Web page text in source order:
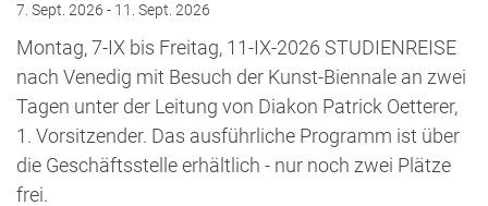
7. Sept. 2026 - 11. Sept. 2026
Montag, 7-IX bis Freitag, 11-IX-2026 STUDIENREISE
nach Venedig mit Besuch der Kunst-Biennale an zwei
Tagen unter der Leitung von Diakon Patrick Oetterer,
1. Vorsitzender. Das ausführliche Programm ist über
die Geschäftsstelle erhältlich - nur noch zwei Plätze
frei.